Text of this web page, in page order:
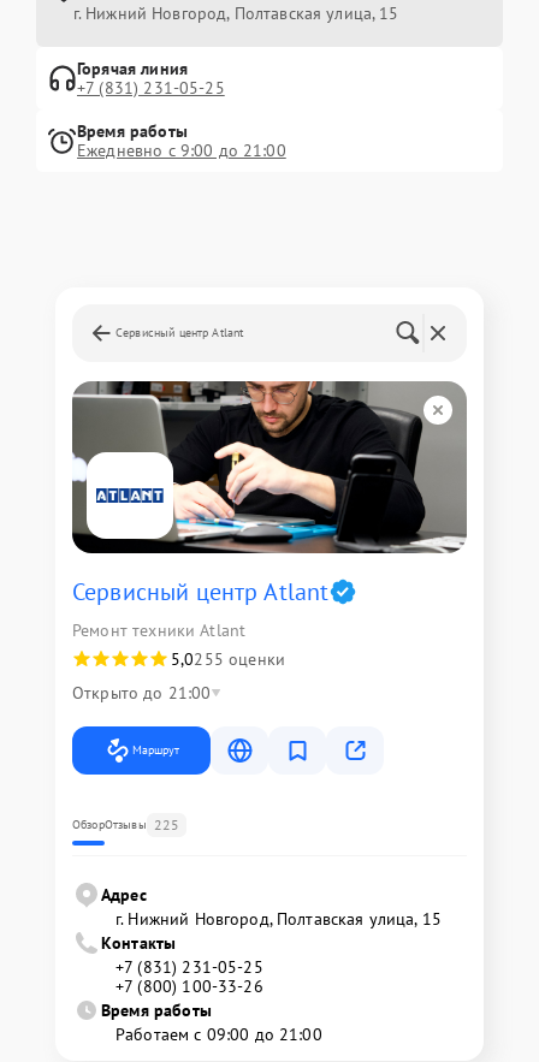
г. Нижний Новгород, Полтавская улица, 15
Горячая линия
+7 (831) 231-05-25
Время работы
Ежедневно с 9:00 до 21:00
Сервисный центр Atlant
Сервисный центр Atlant
Ремонт техники Atlant
5,0255 оценки
Открыто до 21:00
Маршрут
ОбзорОтзывы 225
Адрес
г. Нижний Новгород, Полтавская улица, 15
Контакты
+7 (831) 231-05-25
+7 (800) 100-33-26
Время работы
Работаем с 09:00 до 21:00